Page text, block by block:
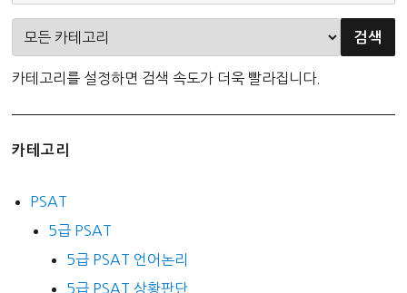
카테고리를 설정하면 검색 속도가 더욱 빨라집니다.
카테고리
PSAT
5급 PSAT
5급 PSAT 언어논리
5급 PSAT 상황판단